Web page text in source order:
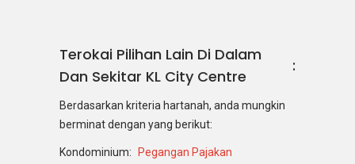
Terokai Pilihan Lain Di Dalam
Dan Sekitar KL City Centre
Berdasarkan kriteria hartanah, anda mungkin
berminat dengan yang berikut:
Kondominium:
Pegangan Pajakan